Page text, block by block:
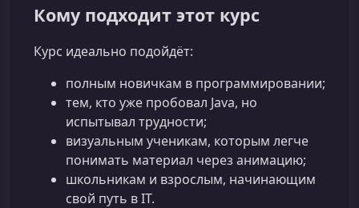
Кому подходит этот курс
Курс идеально подойдёт:
полным новичкам в программировании;
тем, кто уже пробовал Java, но
испытывал трудности;
визуальным ученикам, которым легче
понимать материал через анимацию;
школьникам и взрослым, начинающим
свой путь в IT.